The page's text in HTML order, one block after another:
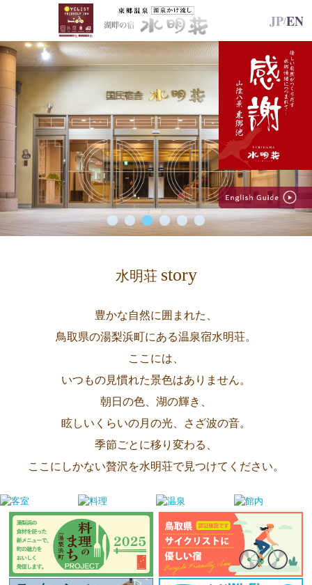
JP/EN
水明荘 story
豊かな自然に囲まれた、
鳥取県の湯梨浜町にある温泉宿水明荘。
ここには、
いつもの見慣れた景色はありません。
朝日の色、湖の輝き、
眩しいくらいの月の光、さざ波の音。
季節ごとに移り変わる、
ここにしかない贅沢を水明荘で見つけてください。